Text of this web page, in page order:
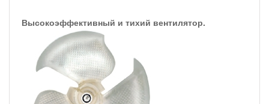
Высокоэффективный и тихий вентилятор.